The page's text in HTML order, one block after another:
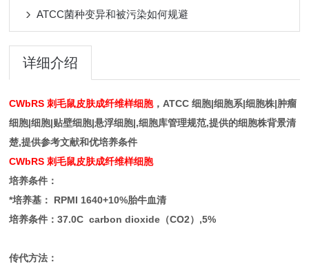
ATCC菌种变异和被污染如何规避
详细介绍
CWbRS 刺毛鼠皮肤成纤维样细胞，ATCC 细胞|细胞系|细胞株|肿瘤
细胞|细胞|贴壁细胞|悬浮细胞|,细胞库管理规范,提供的细胞株背景清
楚,提供参考文献和优培养条件
CWbRS 刺毛鼠皮肤成纤维样细胞
培养条件：
*培养基： RPMI 1640+10%胎牛血清
培养条件：37.0C carbon dioxide（CO2）,5%
传代方法：